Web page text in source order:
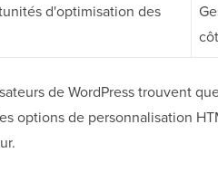
d'optimisation des
de WordPress trouvent
options de personnalisation